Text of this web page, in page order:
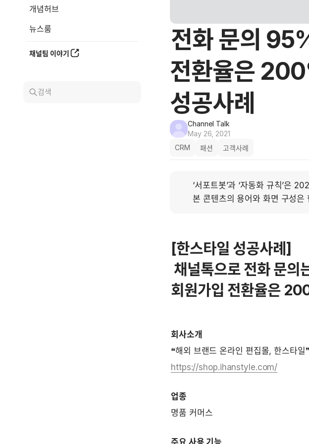
개념허브
뉴스룸
채널팀 이야기
검색
전화 문의
전환율은
성공사례
Channel Talk
May 26, 2021
CRM
패션 고객사례
‘서포트봇’과 ‘자동화 규칙’은
본 콘텐츠의 용어와 화면 구성
[한스타일 성공사례]
회원가입 전환율은
회사소개
❝해외 브랜드 온라인 편집몰, 한스타일
https://shop.ihanstyle.com/
업종
명품 커머스